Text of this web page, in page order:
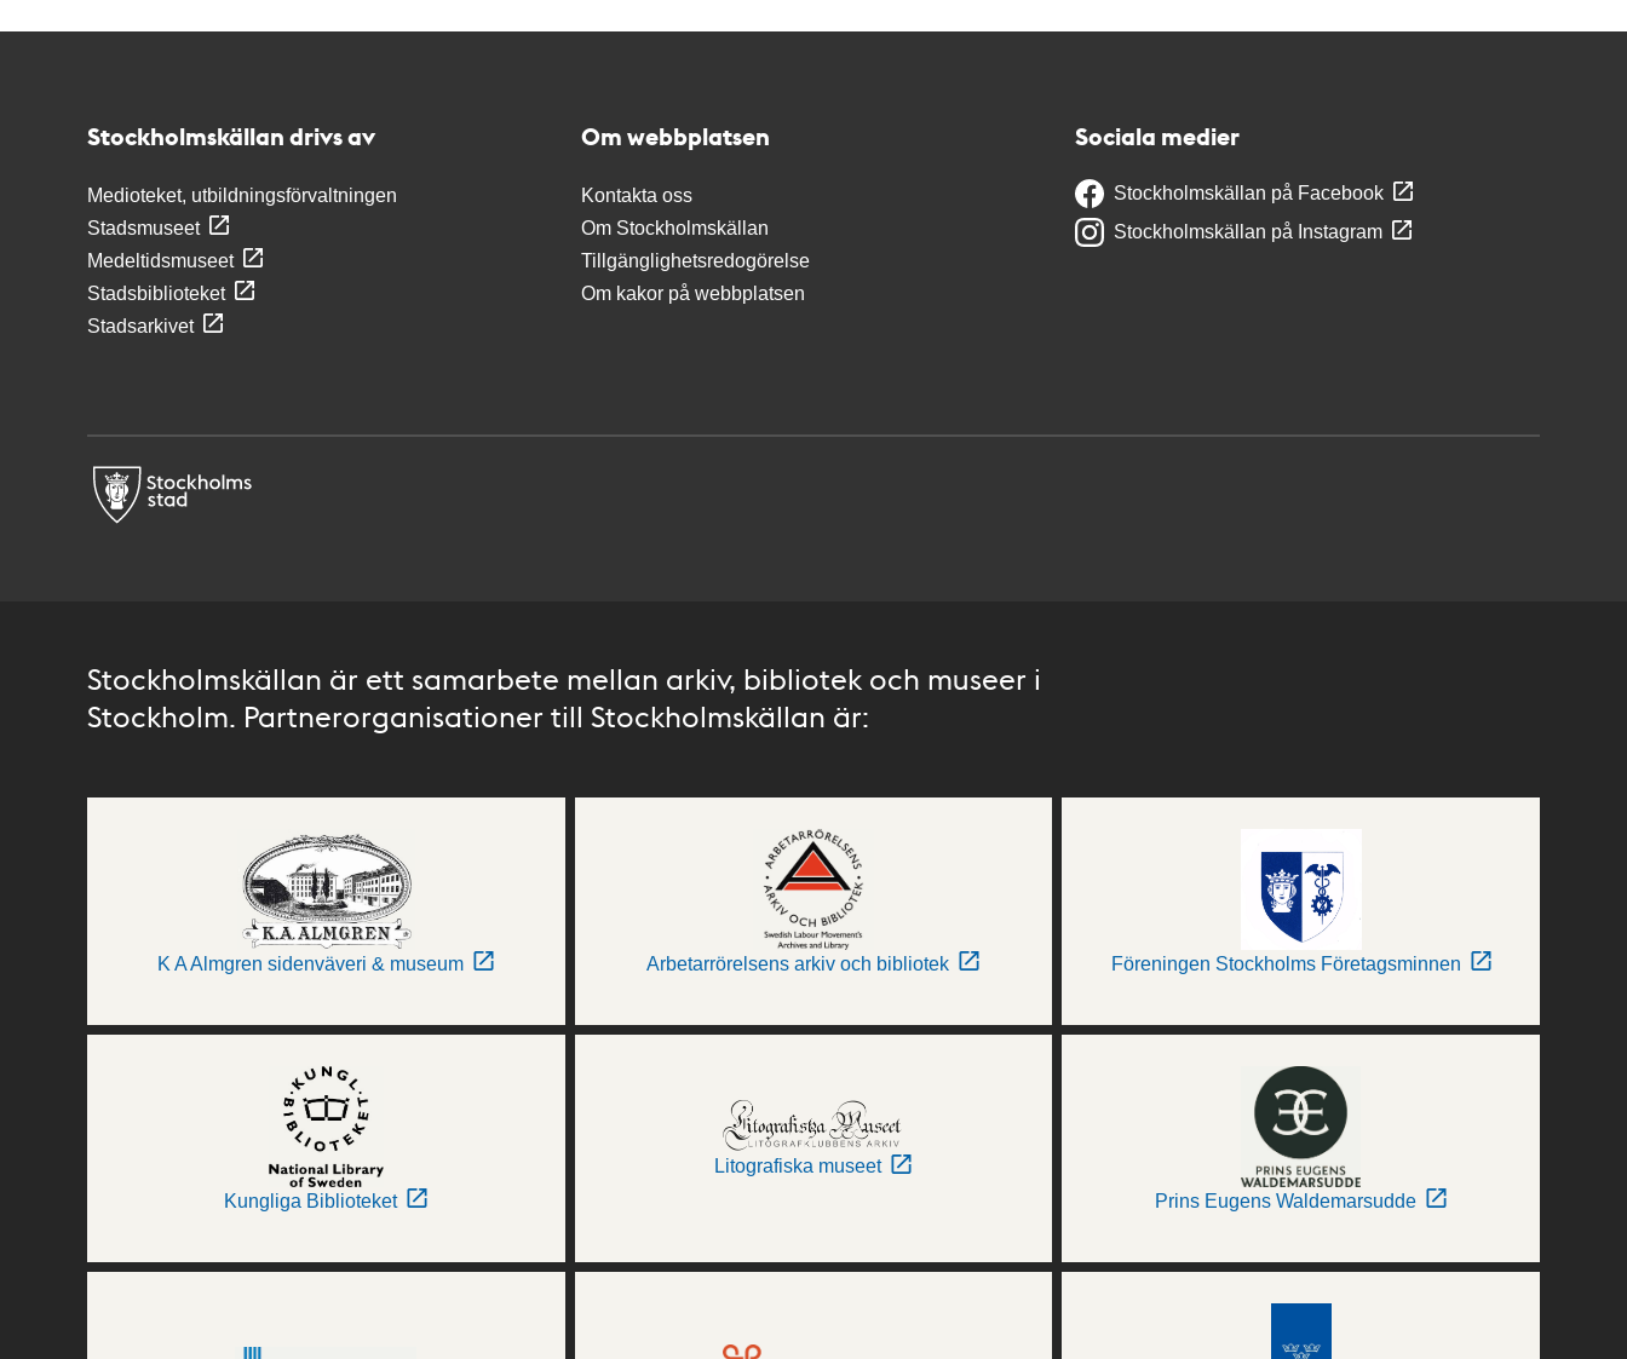
Stockholmskällan drivs av
Medioteket, utbildningsförvaltningen
Stadsmuseet
Medeltidsmuseet
Stadsbiblioteket
Stadsarkivet
Om webbplatsen
Kontakta oss
Om Stockholmskällan
Tillgänglighetsredogörelse
Om kakor på webbplatsen
Sociala medier
Stockholmskällan på Facebook
Stockholmskällan på Instagram
Stockholmskällan är ett samarbete mellan arkiv, bibliotek och museer i
Stockholm. Partnerorganisationer till Stockholmskällan är:
K A Almgren sidenväveri & museum Arbetarrörelsens arkiv och bibliotek Föreningen Stockholms Företagsminnen
Kungliga Biblioteket
Litografiska museet
Prins Eugens Waldemarsudde